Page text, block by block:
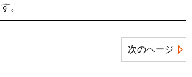
す。
次のページ